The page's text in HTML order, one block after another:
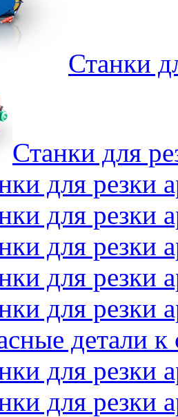
Станки
Станки для
для резки
для резки
для резки
для резки
для резки
детали к
для резки
для резки